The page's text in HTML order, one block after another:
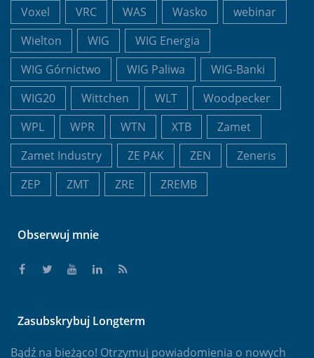
Voxel
VRC WAS Wasko
webinar
Wielton
WIG
WIG Energia
WIG Górnictwo
WIG Paliwa
WIG-Banki
WIG20
Wittchen WLT
Woodpecker
WPL
WPR WTN XTB
Zamet
Zamet Industry
ZE PAK ZEN
Zeneris
ZEP
ZMT ZRE ZREMB
Obserwuj mnie
Zasubskrybuj Longterm
Bądź na bieżąco! Otrzymuj powiadomienia o nowych